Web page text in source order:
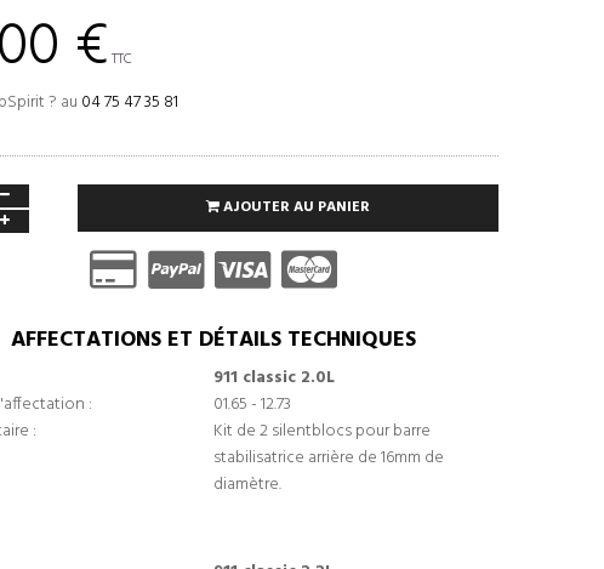
€ TTC
? au 04 75 47 35 81
AJOUTER AU PANIER
AFFECTATIONS ET DÉTAILS TECHNIQUES
911 classic 2.0L
:
01.65 - 12.73
:
Kit de 2 silentblocs pour barre
stabilisatrice arrière de 16mm de
diamètre.